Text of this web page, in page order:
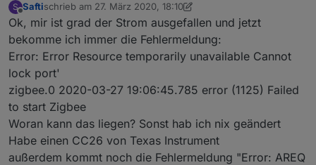
S
Offline
Saftischrieb am 27. März 2020, 18:10
zuletzt editiert von Safti
Ok, mir ist grad der Strom ausgefallen und jetzt
bekomme ich immer die Fehlermeldung:
Error: Error Resource temporarily unavailable Cannot
lock port'
zigbee.0 2020-03-27 19:06:45.785 error (1125) Failed
to start Zigbee
Woran kann das liegen? Sonst hab ich nix geändert
Habe einen CC26 von Texas Instrument
außerdem kommt noch die Fehlermeldung "Error: AREQ